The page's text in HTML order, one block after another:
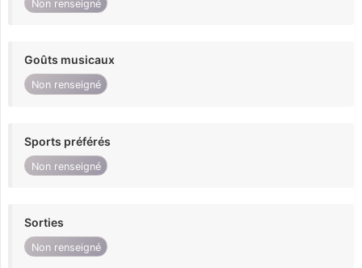
Non renseigné
Goûts musicaux
Non renseigné
Sports préférés
Non renseigné
Sorties
Non renseigné